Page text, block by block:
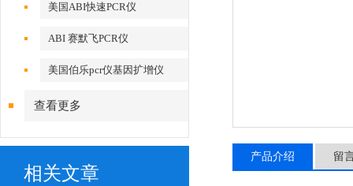
美国ABI快速PCR仪
ABI 赛默飞PCR仪
美国伯乐pcr仪基因扩增仪
查看更多
相关文章
产品介绍 留